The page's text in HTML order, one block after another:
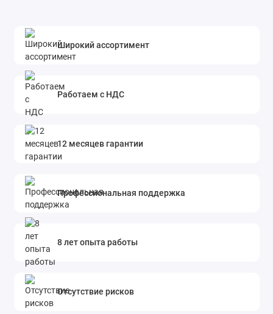
Широкий ассортимент
Работаем с НДС
12 месяцев гарантии
Профессиональная поддержка
8 лет опыта работы
Отсутствие рисков